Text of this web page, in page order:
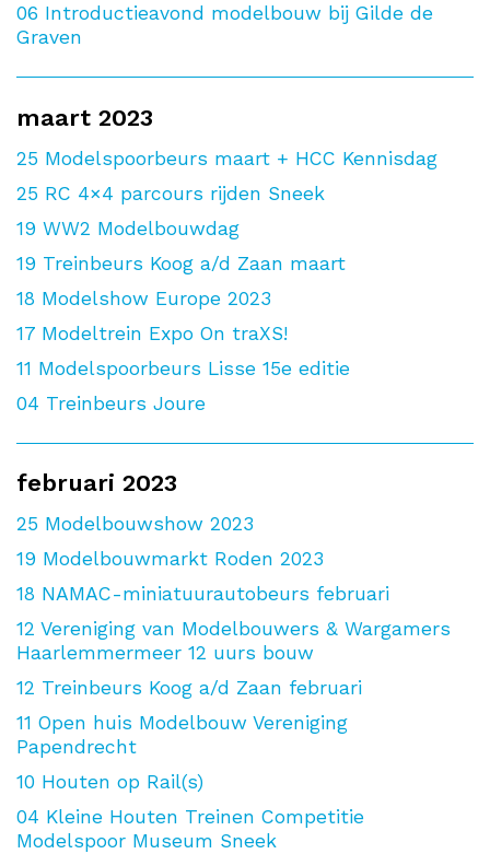
06 Introductieavond modelbouw bij Gilde de
Graven
maart 2023
25 Modelspoorbeurs maart + HCC Kennisdag
25 RC 4×4 parcours rijden Sneek
19 WW2 Modelbouwdag
19 Treinbeurs Koog a/d Zaan maart
18 Modelshow Europe 2023
17 Modeltrein Expo On traXS!
11 Modelspoorbeurs Lisse 15e editie
04 Treinbeurs Joure
februari 2023
25 Modelbouwshow 2023
19 Modelbouwmarkt Roden 2023
18 NAMAC-miniatuurautobeurs februari
12 Vereniging van Modelbouwers & Wargamers
Haarlemmermeer 12 uurs bouw
12 Treinbeurs Koog a/d Zaan februari
11 Open huis Modelbouw Vereniging
Papendrecht
10 Houten op Rail(s)
04 Kleine Houten Treinen Competitie
Modelspoor Museum Sneek